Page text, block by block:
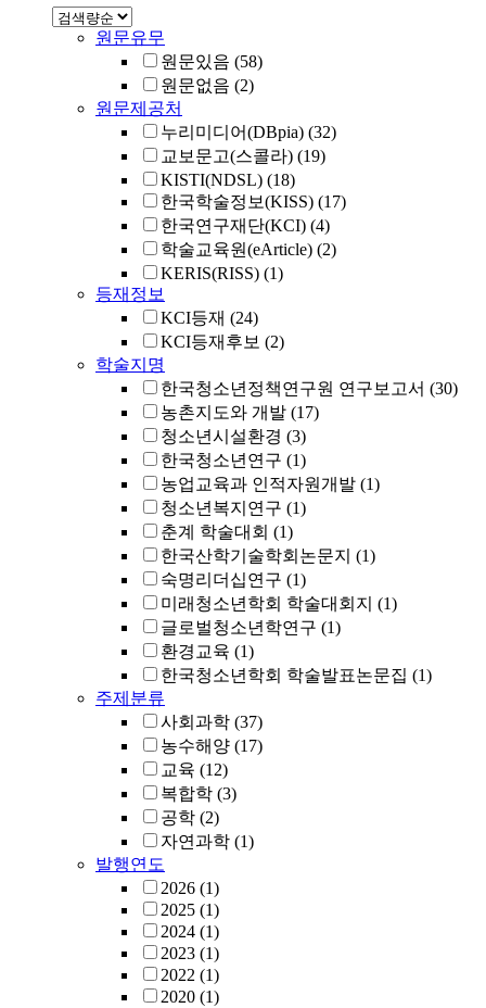
원문유무
원문있음 (58)
원문없음 (2)
원문제공처
누리미디어(DBpia) (32)
교보문고(스콜라) (19)
KISTI(NDSL) (18)
한국학술정보(KISS) (17)
한국연구재단(KCI) (4)
학술교육원(eArticle) (2)
KERIS(RISS) (1)
등재정보
KCI등재 (24)
KCI등재후보 (2)
학술지명
한국청소년정책연구원 연구보고서 (30)
농촌지도와 개발 (17)
청소년시설환경 (3)
한국청소년연구 (1)
농업교육과 인적자원개발 (1)
청소년복지연구 (1)
춘계 학술대회 (1)
한국산학기술학회논문지 (1)
숙명리더십연구 (1)
미래청소년학회 학술대회지 (1)
글로벌청소년학연구 (1)
환경교육 (1)
한국청소년학회 학술발표논문집 (1)
주제분류
사회과학 (37)
농수해양 (17)
교육 (12)
복합학 (3)
공학 (2)
자연과학 (1)
발행연도
2026 (1)
2025 (1)
2024 (1)
2023 (1)
2022 (1)
2020 (1)